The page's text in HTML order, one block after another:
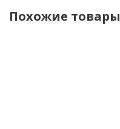
Похожие товары